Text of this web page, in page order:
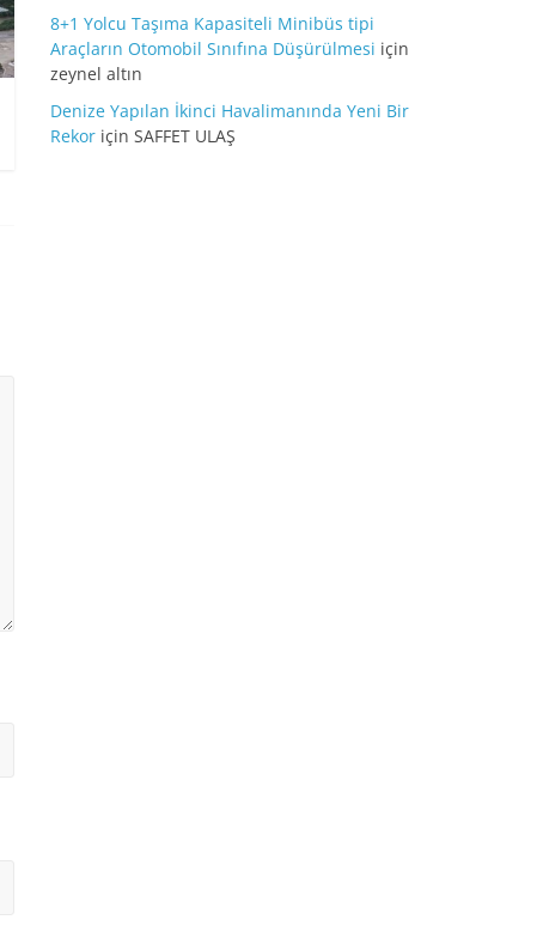
8+1 Yolcu Taşıma Kapasiteli Minibüs tipi
Araçların Otomobil Sınıfına Düşürülmesi için
zeynel altın
Denize Yapılan İkinci Havalimanında Yeni Bir
Rekor için SAFFET ULAŞ